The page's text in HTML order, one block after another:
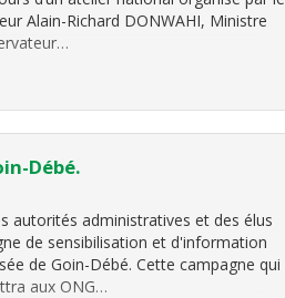
Alain-Richard DONWAHI, Ministre
Débé.
autorités administratives et des élus
de sensibilisation et d'information
de Goin-Débé. Cette campagne qui
aux ONG…